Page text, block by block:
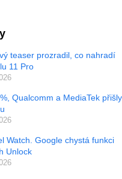
teaser prozradil, co nahradí
11 Pro
Qualcomm a MediaTek přišly
Watch. Google chystá funkci
Unlock